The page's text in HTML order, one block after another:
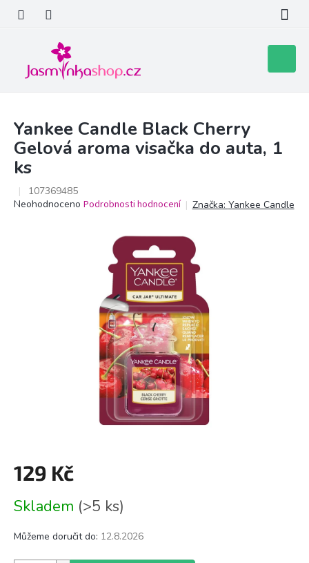
obsah
košík
Yankee Candle Black Cherry
Gelová aroma visačka do auta, 1
ks
107369485
Průměrné
Neohodnoceno Podrobnosti hodnocení Značka: Yankee Candle
129 Kč
cena:
Skladem (>5 ks)
Můžeme doručit do: 12.8.2026